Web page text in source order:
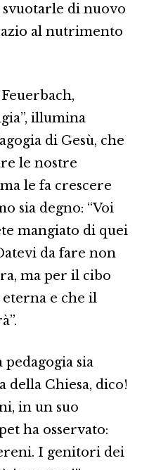
svuotarle di nuovo
al nutrimento
illumina
di Gesù, che
le nostre
le fa crescere
sia degno: “Voi
mangiato di quei
da fare non
ma per il cibo
e che il
sia
della Chiesa, dico!
in un suo
ha osservato:
I genitori dei